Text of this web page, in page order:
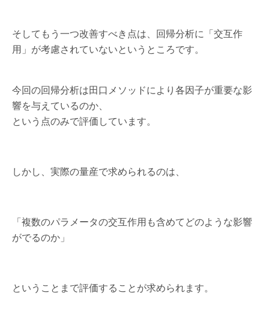
そしてもう一つ改善すべき点は、回帰分析に「交互作
用」が考慮されていないというところです。
今回の回帰分析は田口メソッドにより各因子が重要な影
響を与えているのか、
という点のみで評価しています。
しかし、実際の量産で求められるのは、
「複数のパラメータの交互作用も含めてどのような影響
がでるのか」
ということまで評価することが求められます。